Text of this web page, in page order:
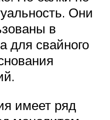
Они
в
для свайного
имеет ряд